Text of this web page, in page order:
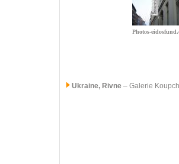
Photos-
Ukraine, Rivne – Galerie